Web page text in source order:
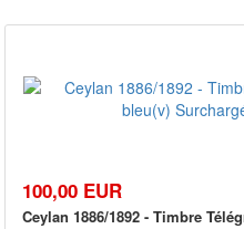
100,00 EUR
Ceylan 1886/1892 - Timbre